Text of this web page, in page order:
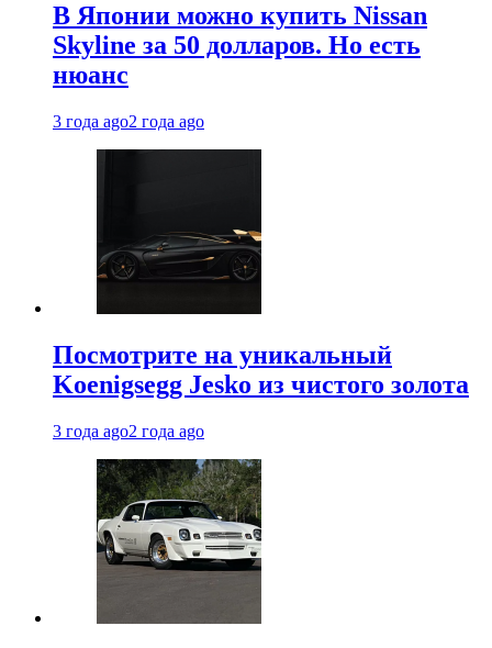
В Японии можно купить Nissan
Skyline за 50 долларов. Но есть
нюанс
3 года ago2 года ago
Посмотрите на уникальный
Koenigsegg Jesko из чистого золота
3 года ago2 года ago